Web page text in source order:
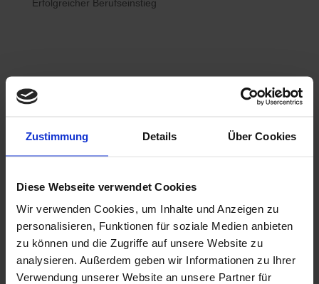
Zustimmung Details Über Cookies
Diese Webseite verwendet Cookies
Wir verwenden Cookies, um Inhalte und Anzeigen zu
personalisieren, Funktionen für soziale Medien anbieten
zu können und die Zugriffe auf unsere Website zu
analysieren. Außerdem geben wir Informationen zu Ihrer
Verwendung unserer Website an unsere Partner für
 Bewerberhotline
 WhatsApp
0800 / 7008822